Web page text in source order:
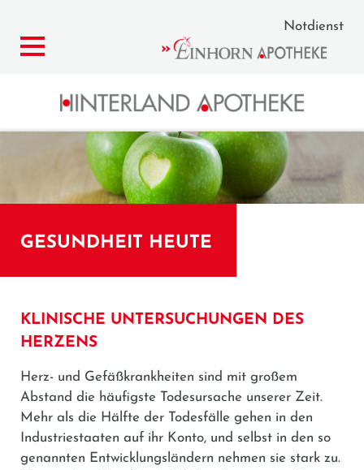
Notdienst
GESUNDHEIT HEUTE
KLINISCHE UNTERSUCHUNGEN DES
HERZENS
Herz- und Gefäßkrankheiten sind mit großem
Abstand die häufigste Todesursache unserer Zeit.
Mehr als die Hälfte der Todesfälle gehen in den
Industriestaaten auf ihr Konto, und selbst in den so
genannten Entwicklungsländern nehmen sie stark zu.